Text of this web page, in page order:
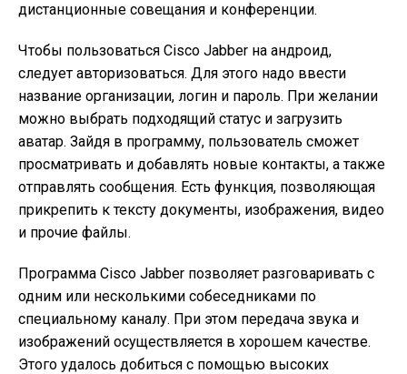
дистанционные совещания и конференции.
Чтобы пользоваться Cisco Jabber на андроид,
следует авторизоваться. Для этого надо ввести
название организации, логин и пароль. При желании
можно выбрать подходящий статус и загрузить
аватар. Зайдя в программу, пользователь сможет
просматривать и добавлять новые контакты, а также
отправлять сообщения. Есть функция, позволяющая
прикрепить к тексту документы, изображения, видео
и прочие файлы.
Программа Cisco Jabber позволяет разговаривать с
одним или несколькими собеседниками по
специальному каналу. При этом передача звука и
изображений осуществляется в хорошем качестве.
Этого удалось добиться с помощью высоких